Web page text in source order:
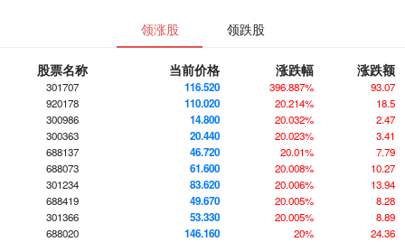
领涨股 领跌股
股票名称 当前价格 涨跌幅 涨跌额
301707 116.520 396.887%
93.07
920178
110.020 20.214%
18.5
300986
14.800 20.032%
2.47
300363
20.440 20.023%
3.41
688137
46.720 20.01%
7.79
688073
61.600 20.008%
10.27
301234
83.620 20.006%
13.94
688419
49.670 20.005%
8.28
301366
53.330 20.005%
8.89
688020
146.160 20% 24.36